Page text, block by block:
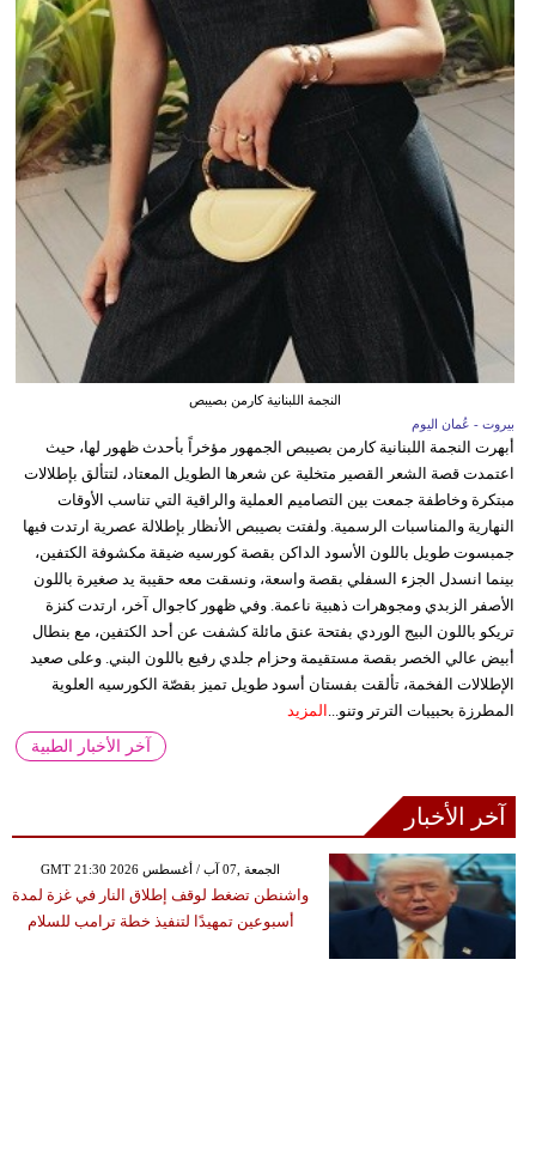
النجمة اللبنانية كارمن بصيبص
بيروت - عُمان اليوم
أبهرت النجمة اللبنانية كارمن بصيبص الجمهور مؤخراً بأحدث ظهور لها، حيث
اعتمدت قصة الشعر القصير متخلية عن شعرها الطويل المعتاد، لتتألق بإطلالات
مبتكرة وخاطفة جمعت بين التصاميم العملية والراقية التي تناسب الأوقات
النهارية والمناسبات الرسمية. ولفتت بصيبص الأنظار بإطلالة عصرية ارتدت فيها
جمبسوت طويل باللون الأسود الداكن بقصة كورسيه ضيقة مكشوفة الكتفين،
بينما انسدل الجزء السفلي بقصة واسعة، ونسقت معه حقيبة يد صغيرة باللون
الأصفر الزبدي ومجوهرات ذهبية ناعمة. وفي ظهور كاجوال آخر، ارتدت كنزة
تريكو باللون البيج الوردي بفتحة عنق مائلة كشفت عن أحد الكتفين، مع بنطال
أبيض عالي الخصر بقصة مستقيمة وحزام جلدي رفيع باللون البني. وعلى صعيد
الإطلالات الفخمة، تألقت بفستان أسود طويل تميز بقصّة الكورسيه العلوية
المطرزة بحبيبات الترتر وتنو... المزيد
آخر الأخبار الطبية
آخر الأخبار
GMT 21:30 2026 الجمعة ,07 آب / أغسطس
واشنطن تضغط لوقف إطلاق النار في غزة لمدة
أسبوعين تمهيدًا لتنفيذ خطة ترامب للسلام